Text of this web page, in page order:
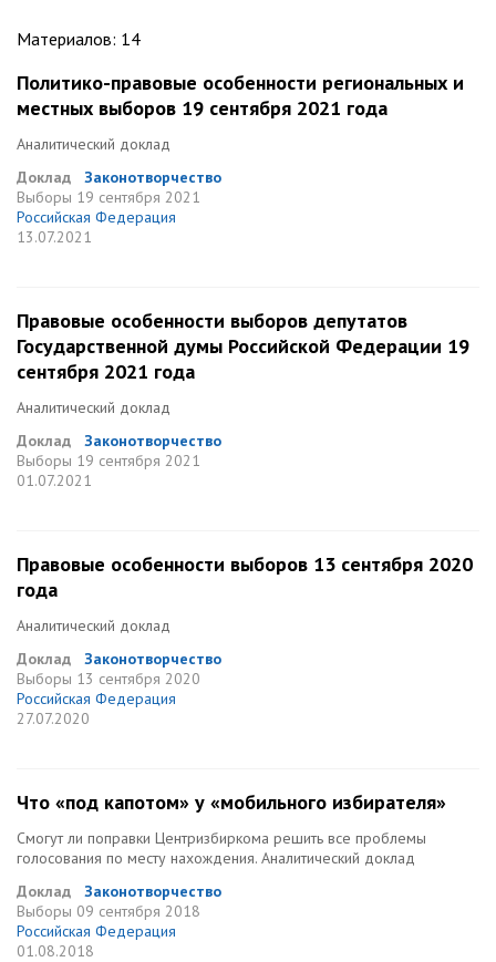
Материалов: 14
Политико-правовые особенности региональных и
местных выборов 19 сентября 2021 года
Аналитический доклад
Доклад
Законотворчество
Выборы 19 сентября 2021
Российская Федерация
13.07.2021
Правовые особенности выборов депутатов
Государственной думы Российской Федерации 19
сентября 2021 года
Аналитический доклад
Доклад
Законотворчество
Выборы 19 сентября 2021
01.07.2021
Правовые особенности выборов 13 сентября 2020
года
Аналитический доклад
Доклад
Законотворчество
Выборы 13 сентября 2020
Российская Федерация
27.07.2020
Что «под капотом» у «мобильного избирателя»
Смогут ли поправки Центризбиркома решить все проблемы
голосования по месту нахождения. Аналитический доклад
Доклад
Законотворчество
Выборы 09 сентября 2018
Российская Федерация
01.08.2018